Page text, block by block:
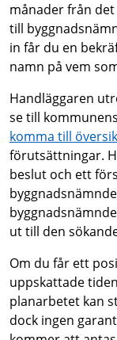
månader från
till
in får du en
namn på vem
Handläggaren
se till
komma till
förutsättningar.
beslut och ett
ut till den
Om du får ett
uppskattade
planarbetet kan
dock ingen